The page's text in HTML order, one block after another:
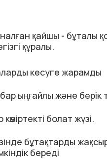
қайшы - бұталы
құралы.
кесуге жарамды
ыңғайлы және берік
болат жүзі.
бұтақтарды
береді